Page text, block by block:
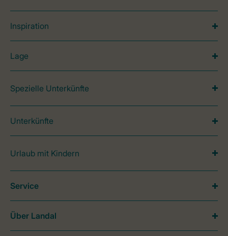
Inspiration
Lage
Spezielle Unterkünfte
Unterkünfte
Urlaub mit Kindern
Service
Über Landal